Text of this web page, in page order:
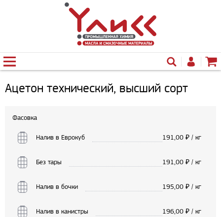
Ацетон технический, высший сорт
Фасовка
Налив в Еврокуб 191,00 ₽ / кг
Без тары 191,00 ₽ / кг
Налив в бочки 195,00 ₽ / кг
Налив в канистры 196,00 ₽ / кг